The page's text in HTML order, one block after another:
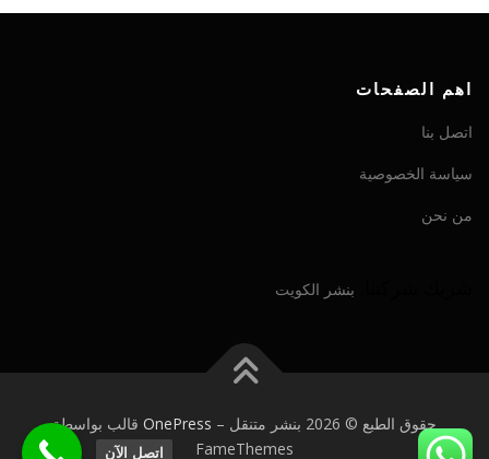
اهم الصفحات
اتصل بنا
سياسة الخصوصية
من نحن
بنشر الكويت
حقوق الطبع © 2026 بنشر متنقل –
OnePress قالب بواسطة
FameThemes
اتصل الآن